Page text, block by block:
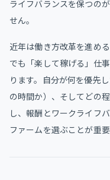
ライフバランスを保つの
せん。
近年は働き方改革を進め
でも「楽して稼げる」仕
ります。自分が何を優先
の時間か）、そしてどの
し、報酬とワークライフ
ファームを選ぶことが重要